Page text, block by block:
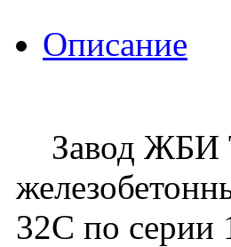
Описание
Завод ЖБИ
32C по серии